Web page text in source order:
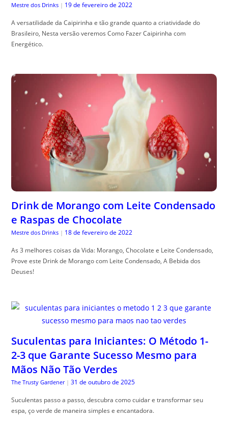
Mestre dos Drinks | 19 de fevereiro de 2022
A versatilidade da Caipirinha e tão grande quanto a criatividade do
Brasileiro, Nesta versão veremos Como Fazer Caipirinha com
Energético.
Drink de Morango com Leite Condensado
e Raspas de Chocolate
Mestre dos Drinks | 18 de fevereiro de 2022
As 3 melhores coisas da Vida: Morango, Chocolate e Leite Condensado,
Prove este Drink de Morango com Leite Condensado, A Bebida dos
Deuses!
Suculentas para Iniciantes: O Método 1-
2-3 que Garante Sucesso Mesmo para
Mãos Não Tão Verdes
The Trusty Gardener | 31 de outubro de 2025
Suculentas passo a passo, descubra como cuidar e transformar seu
espa, ço verde de maneira simples e encantadora.